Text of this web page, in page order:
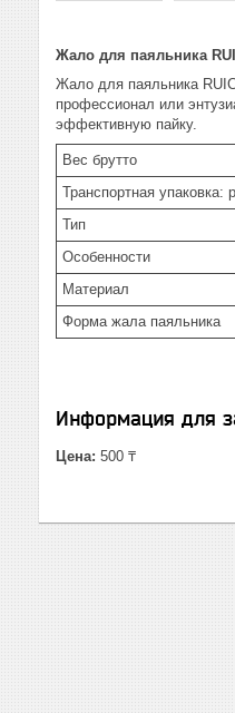
Жало для паяльника
Жало для паяльника
профессионал или
эффективную пайку.
Вес брутто
Транспортная упаковка:
Тип
Особенности
Материал
Форма жала паяльника
Информация для
Цена: 500 ₸